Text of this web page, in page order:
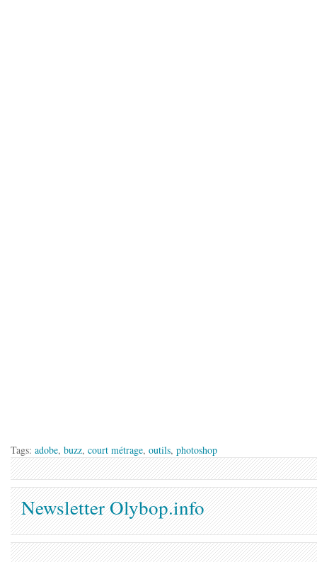
Tags: adobe, buzz, court métrage, outils, photoshop
Newsletter Olybop.info